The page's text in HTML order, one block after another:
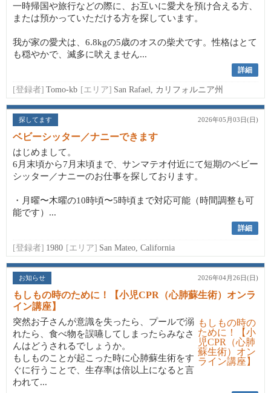
一時帰国や旅行などの際に、お互いに愛犬を預け合える方、
または預かっていただける方を探しています。
我が家の愛犬は、6.8kgの5歳のオスの柴犬です。性格はとて
も穏やかで、滅多に吠えません...
詳細
[登録者] Tomo-kb [エリア] San Rafael, カリフォルニア州
探してます 2026年05月03日(日)
ベビーシッター／ナニーできます
はじめまして。
6月末頃から7月末頃まで、サンマテオ付近にて短期のベビー
シッター／ナニーのお仕事を探しております。
・月曜〜木曜の10時頃〜5時頃まで対応可能（時間調整も可
能です）...
詳細
[登録者] 1980 [エリア] San Mateo, California
お知らせ 2026年04月26日(日)
もしもの時のために！【小児CPR（心肺蘇生術）オンラ
イン講座】
突然お子さんが意識を失ったら、プールで溺
れたら、食べ物を誤嚥してしまったらみなさ
んはどうされるでしょうか。
もしものことが起こった時に心肺蘇生術をす
ぐに行うことで、生存率は倍以上になると言
われて...